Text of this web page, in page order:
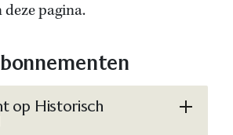
pagina.
op Historisch